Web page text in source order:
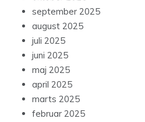
september 2025
august 2025
juli 2025
juni 2025
maj 2025
april 2025
marts 2025
februar 2025